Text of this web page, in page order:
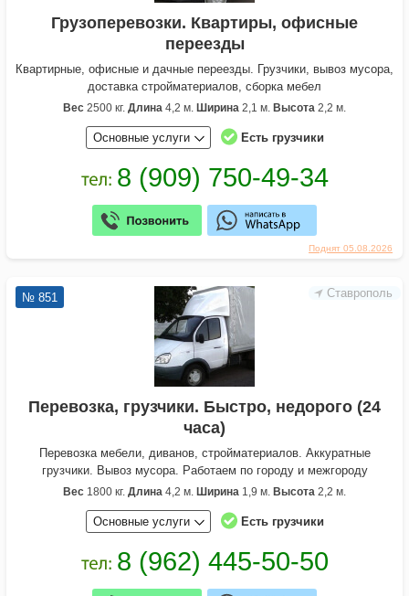
Поднят 05.08.2026
Грузоперевозки. Квартиры, офисные
переезды
Квартирные, офисные и дачные переезды. Грузчики, вывоз мусора,
доставка стройматериалов, сборка мебел
Вес 2500 кг. Длина 4,2 м. Ширина 2,1 м. Высота 2,2 м.
Основные услуги Есть грузчики
Ставрополь
№ 851
Перевозка, грузчики. Быстро, недорого (24
часа)
Перевозка мебели, диванов, стройматериалов. Аккуратные
грузчики. Вывоз мусора. Работаем по городу и межгороду
Вес 1800 кг. Длина 4,2 м. Ширина 1,9 м. Высота 2,2 м.
Основные услуги Есть грузчики